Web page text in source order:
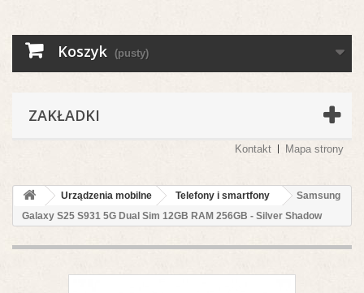
Koszyk (pusty)
ZAKŁADKI
Kontakt Mapa strony
Urządzenia mobilne Telefony i smartfony
Samsung
Galaxy S25 S931 5G Dual Sim 12GB RAM 256GB - Silver Shadow